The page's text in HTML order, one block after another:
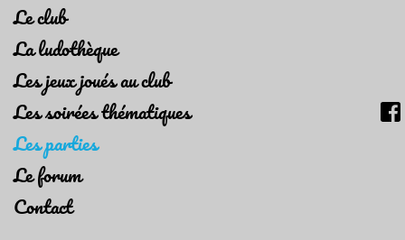
Le club
La ludothèque
Les jeux joués au club
Les soirées thématiques
Les parties
Le forum
Contact